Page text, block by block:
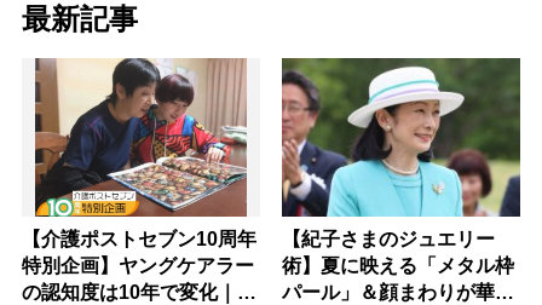
最新記事
【介護ポストセブン10周年
特別企画】ヤングケアラー
の認知度は10年で変化｜流
【紀子さまのジュエリー
術】夏に映える「メタル枠
パール」＆顔まわりが華や